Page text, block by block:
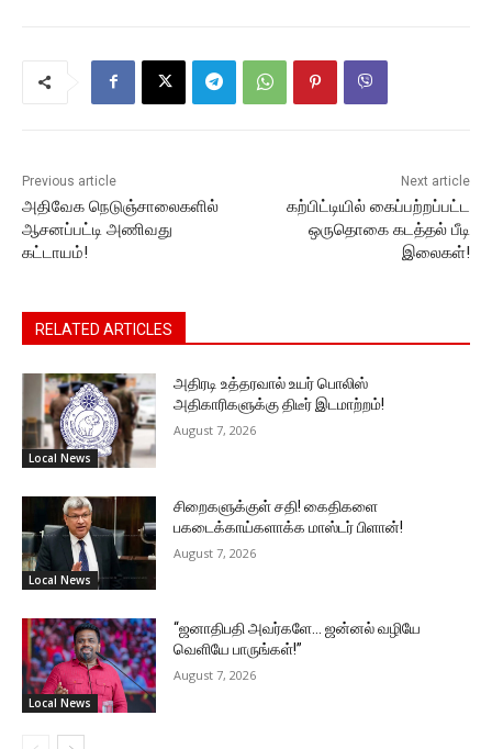
p
p
n
g k
Previous article
அதிவேக நெடுஞ்சாலைகளில்
ஆசனப்பட்டி அணிவது
கட்டாயம்!
Next article
கற்பிட்டியில் கைப்பற்றப்பட்ட
ஒருதொகை கடத்தல் பீடி
இலைகள்!
RELATED ARTICLES
Local News
அதிரடி உத்தரவால் உயர் பொலிஸ்
அதிகாரிகளுக்கு திடீர் இடமாற்றம்!
August 7, 2026
Local News
சிறைகளுக்குள் சதி! கைதிகளை
பகடைக்காய்களாக்க மாஸ்டர் பிளான்!
August 7, 2026
Local News
“ஜனாதிபதி அவர்களே… ஜன்னல் வழியே
வெளியே பாருங்கள்!”
August 7, 2026